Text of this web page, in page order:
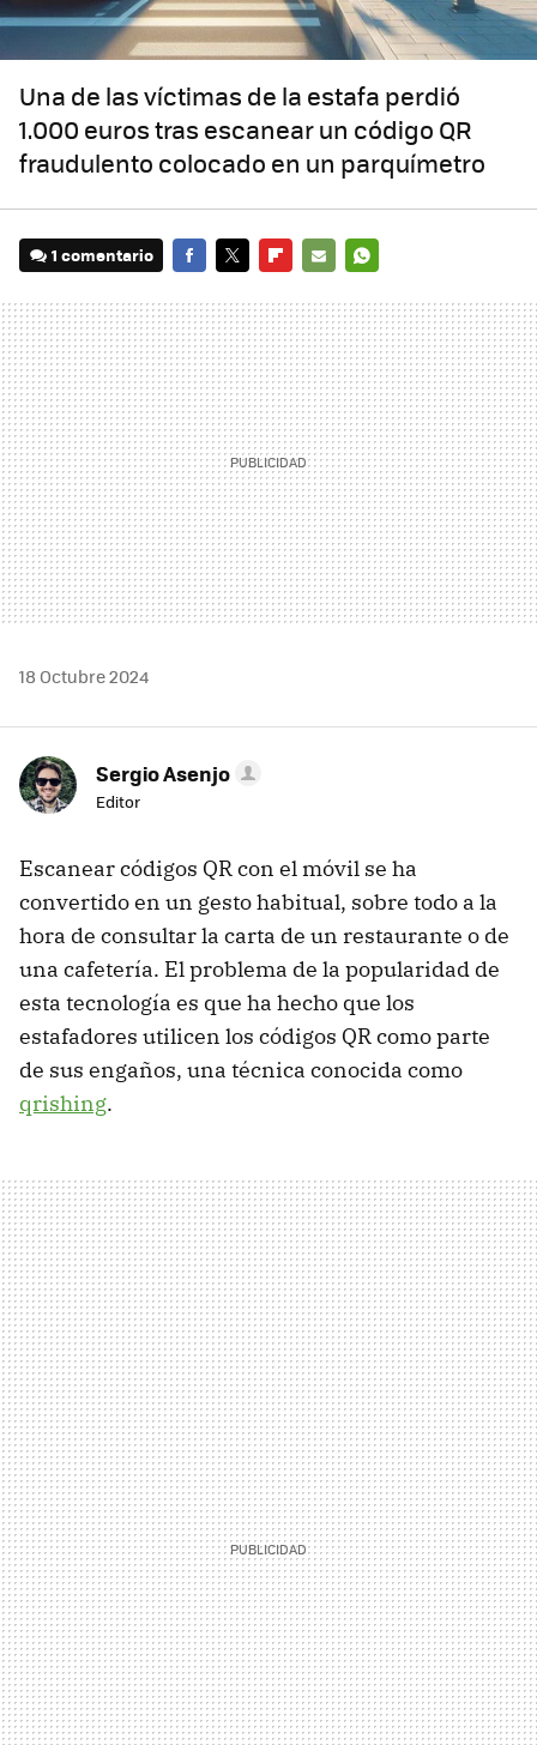
Una de las víctimas de la estafa perdió
1.000 euros tras escanear un código QR
fraudulento colocado en un parquímetro
1 comentario
MAIL
18 Octubre 2024
Sergio Asenjo
Editor
Escanear códigos QR con el móvil se ha
convertido en un gesto habitual, sobre todo a la
hora de consultar la carta de un restaurante o de
una cafetería. El problema de la popularidad de
esta tecnología es que ha hecho que los
estafadores utilicen los códigos QR como parte
de sus engaños, una técnica conocida como
qrishing.